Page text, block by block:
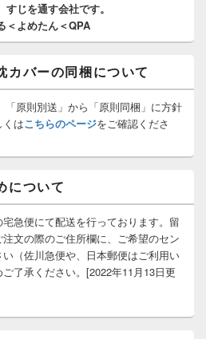
すじを通す会社です。
＜よめたん＜QPA
カバーの同梱について
「原則別送」から「原則同梱」に方針
はこちらのページをご確認くださ
について
急便にて配送を行っております。留
文の際のご住所欄に、ご希望のセン
（佐川急便や、日本郵便はご利用い
了承ください。[2022年11月13日更